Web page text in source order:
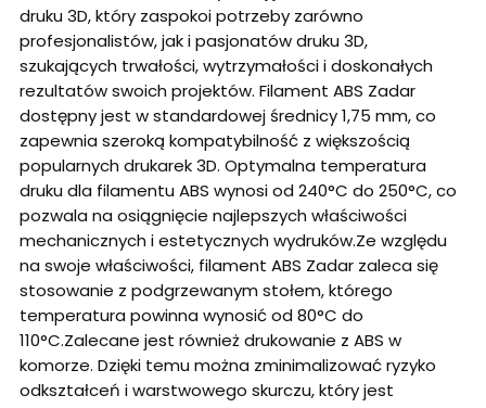
druku 3D, który zaspokoi potrzeby zarówno
profesjonalistów, jak i pasjonatów druku 3D,
szukających trwałości, wytrzymałości i doskonałych
rezultatów swoich projektów. Filament ABS Zadar
dostępny jest w standardowej średnicy 1,75 mm, co
zapewnia szeroką kompatybilność z większością
popularnych drukarek 3D. Optymalna temperatura
druku dla filamentu ABS wynosi od 240°C do 250°C, co
pozwala na osiągnięcie najlepszych właściwości
mechanicznych i estetycznych wydruków.Ze względu
na swoje właściwości, filament ABS Zadar zaleca się
stosowanie z podgrzewanym stołem, którego
temperatura powinna wynosić od 80°C do
110°C.Zalecane jest również drukowanie z ABS w
komorze. Dzięki temu można zminimalizować ryzyko
odkształceń i warstwowego skurczu, który jest